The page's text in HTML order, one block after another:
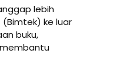
lebih
ke luar
buku,